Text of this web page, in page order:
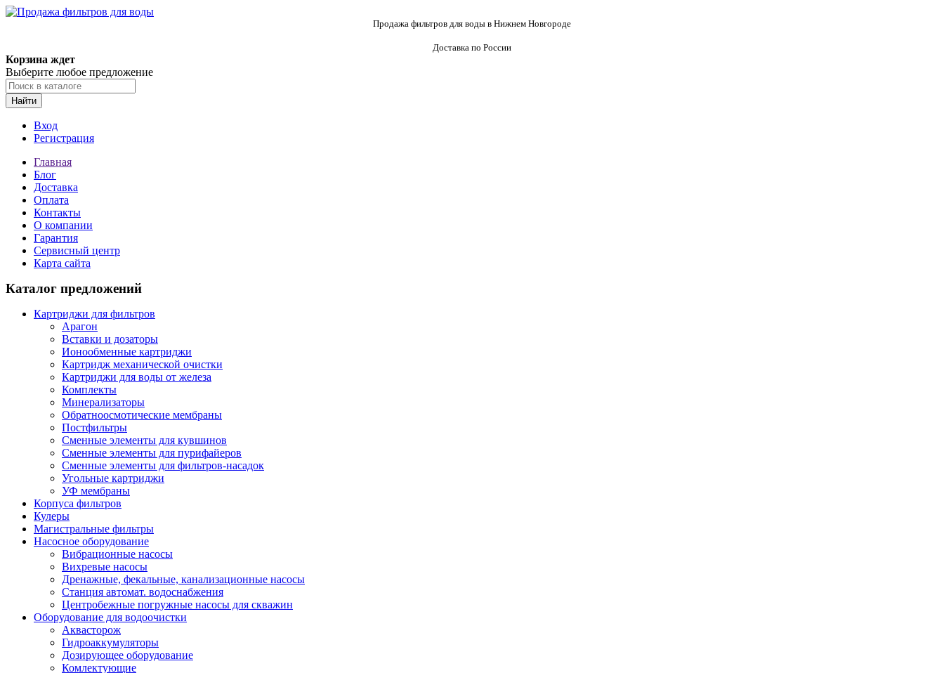
Продажа фильтров для воды в Нижнем Новгороде
Доставка по России
Корзина ждет
Выберите любое предложение
Найти
Вход
Регистрация
Главная
Блог
Доставка
Оплата
Контакты
О компании
Гарантия
Сервисный центр
Карта сайта
Каталог предложений
Картриджи для фильтров
Арагон
Вставки и дозаторы
Ионообменные картриджи
Картридж механической очистки
Картриджи для воды от железа
Комплекты
Минерализаторы
Обратноосмотические мембраны
Постфильтры
Сменные элементы для кувшинов
Сменные элементы для пурифайеров
Сменные элементы для фильтров-насадок
Угольные картриджи
УФ мембраны
Корпуса фильтров
Кулеры
Магистральные фильтры
Насосное оборудование
Вибрационные насосы
Вихревые насосы
Дренажные, фекальные, канализационные насосы
Станция автомат. водоснабжения
Центробежные погружные насосы для скважин
Оборудование для водоочистки
Аквасторож
Гидроаккумуляторы
Дозирующее оборудование
Комлектующие